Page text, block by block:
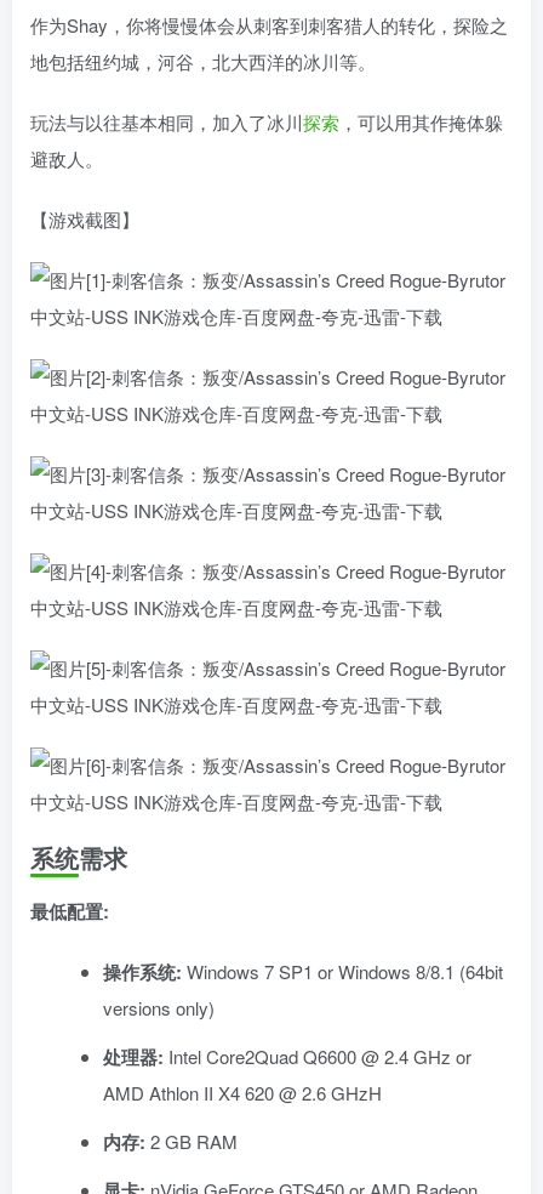
作为Shay，你将慢慢体会从刺客到刺客猎人的转化，探险之
地包括纽约城，河谷，北大西洋的冰川等。
玩法与以往基本相同，加入了冰川探索 ，可以用其作掩体躲
避敌人。
【游戏截图】
系统需求
最低配置:
操作系统: Windows 7 SP1 or Windows 8/8.1 (64bit
versions only)
处理器: Intel Core2Quad Q6600 @ 2.4 GHz or
AMD Athlon II X4 620 @ 2.6 GHzH
内存: 2 GB RAM